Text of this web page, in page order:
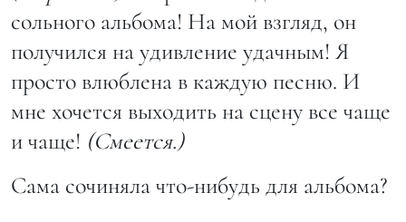
сольного альбома! На мой взгляд, он
получился на удивление удачным! Я
просто влюблена в каждую песню. И
мне хочется выходить на сцену все чаще
и чаще! (Смеется.)
Сама сочиняла что-нибудь для альбома?